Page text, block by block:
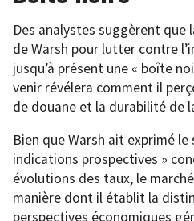
Des analystes suggèrent
de Warsh pour lutter contre
jusqu’à présent une « boîte
venir révélera comment il
de douane et la durabilité de
Bien que Warsh ait exprimé
indications prospectives »
évolutions des taux, le
manière dont il établit la
perspectives économiques